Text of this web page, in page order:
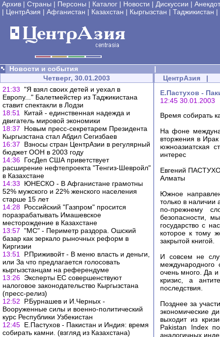
Архив | Страны | Персоны | Каталог | Новости | Дискуссии |
| ЦентрАзия | Афганистан | Казахстан | Кыргызстан | Таджикистан |
Новости и события
|
Четверг, 30.01.2003
21:33 "Я взял своих детей и уехал в
Европу..." Балетмейстер из Таджикистана
ставит спектакли в Лодзи
18:51
Китай - единственная надежда и
двигатель мировой экономики
18:37
Новым пресс-секретарем Президента
Кыргызстана стал Абдил Сегизбаев
16:37
Взносы стран ЦентрАзии в регулярный
бюджет ООН в 2003 году
14:36 ГосДеп США приветствует
расширение нефтепроекта "Тенгиз-Шевройл"
в Казахстане
14:33
ЮНЕСКО - В Афганистане грамотны
52% мужского и 22% женского населения
старше 15 лет
14:28 Российский "Газпром" просится
поразрабатывать Имашевское
месторождение в Казахстане
13:57 "МС" - Периметр раздора. Ошский
базар как зеркало рыночных реформ в
Киргизии
13:51
Р.Приживойт - В меню власть и деньги,
или За что предлагается голосовать
кыргызстанцам на референдуме
13:26 Эксперты ЕС совершенствуют
налоговое законодательство Кыргызстана
(пресс-релиз)
12:52
Р.Бурнашев и И.Черных -
Вооруженные силы и военно-политический
курс Республики Узбекистан
12:45 Е.Пастухов - Пакистан и Индия: время
собирать камни. (взгляд из Казахстана)
ЦентрАзия |
Е.Пастухов -
12:45 30.01.2003
Время собирать
На фоне
вторжения в
южноазиатская
интерес
Евгений
Алматы
Южное
только в
по-прежнему
безопасности,
государство с
которое к тому
закрытой книгой.
И совсем не
международного
очень много. Да
кризис, а
последствия.
Позднее за
экономические
выходит из
Pakistan Index
аналогичных